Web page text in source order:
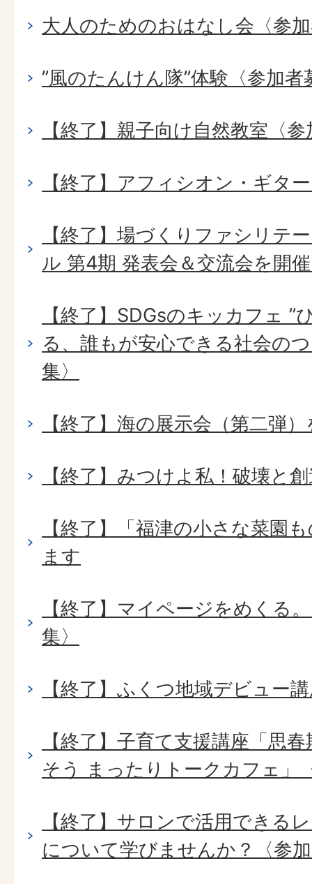
大人のためのおはなし会〈参
”風のたんけん隊”体験〈参加者
【終了】親子向け自然教室〈
【終了】アフィシオン・ギタ
【終了】場づくりファシリテ
ル 第4期 発表会＆交流会を開
【終了】SDGsのキッカフェ ”
る、誰もが安心できる社会の
集〉
【終了】海の展示会（第二弾
【終了】みつけよ私！破壊と
【終了】「福津の小さな菜園
ます
【終了】マイページをめくる
集〉
【終了】ふくつ地域デビュー
【終了】子育て支援講座「思
そう まったりトークカフェ」
【終了】サロンで活用できる
について学びませんか？〈参